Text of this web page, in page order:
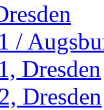
/
Dresden
Dresden